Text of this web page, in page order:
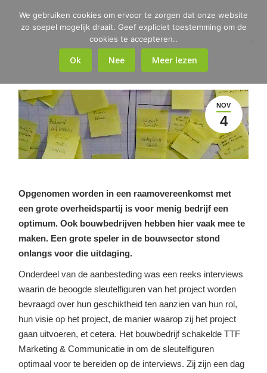
NOV
4
Opgenomen worden in een raamovereenkomst met
een grote overheidspartij is voor menig bedrijf een
optimum. Ook bouwbedrijven hebben hier vaak mee te
maken. Een grote speler in de bouwsector stond
onlangs voor die uitdaging.
Onderdeel van de aanbesteding was een reeks interviews
waarin de beoogde sleutelfiguren van het project worden
bevraagd over hun geschiktheid ten aanzien van hun rol,
hun visie op het project, de manier waarop zij het project
gaan uitvoeren, et cetera. Het bouwbedrijf schakelde TTF
Marketing & Communicatie in om de sleutelfiguren
optimaal voor te bereiden op de interviews. Zij zijn een dag
We gebruiken cookies om ervoor te zorgen dat onze website
zo soepel mogelijk draait. Geef expliciet toestemming om de
cookies te accepteren..
Ok Nee Meer lezen